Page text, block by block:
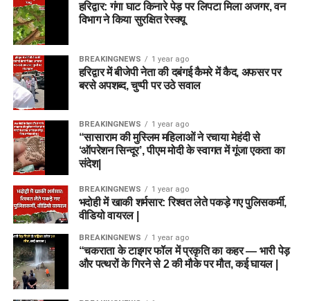
हरिद्वार: गंगा घाट किनारे पेड़ पर लिपटा मिला अजगर, वन
विभाग ने किया सुरक्षित रेस्क्यू
BREAKINGNEWS 1 year ago
हरिद्वार में बीजेपी नेता की दबंगई कैमरे में कैद, अफसर पर
बरसे अपशब्द, चुप्पी पर उठे सवाल
BREAKINGNEWS 1 year ago
“सासाराम की मुस्लिम महिलाओं ने रचाया मेहंदी से
‘ऑपरेशन सिन्दूर’, पीएम मोदी के स्वागत में गूंजा एकता का
संदेश|
BREAKINGNEWS 1 year ago
भदोही में खाकी शर्मसार: रिश्वत लेते पकड़े गए पुलिसकर्मी,
वीडियो वायरल |
BREAKINGNEWS 1 year ago
“चकराता के टाइगर फॉल में प्रकृति का कहर — भारी पेड़
और पत्थरों के गिरने से 2 की मौके पर मौत, कई घायल |